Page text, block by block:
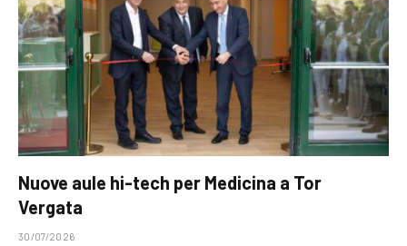
Nuove aule hi-tech per Medicina a Tor
Vergata
30/07/2026